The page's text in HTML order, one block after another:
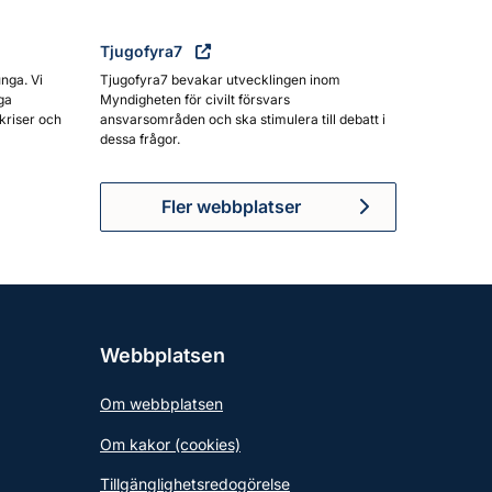
Vi
och
Tjugofyra7
Tjugofyra7 bevakar utvecklingen inom
Myndigheten för civilt försvars
ansvarsområden och ska stimulera till debatt i
dessa frågor.
Fler webbplatser
Webbplatsen
Om webbplatsen
Om kakor (cookies)
Tillgänglighetsredogörelse